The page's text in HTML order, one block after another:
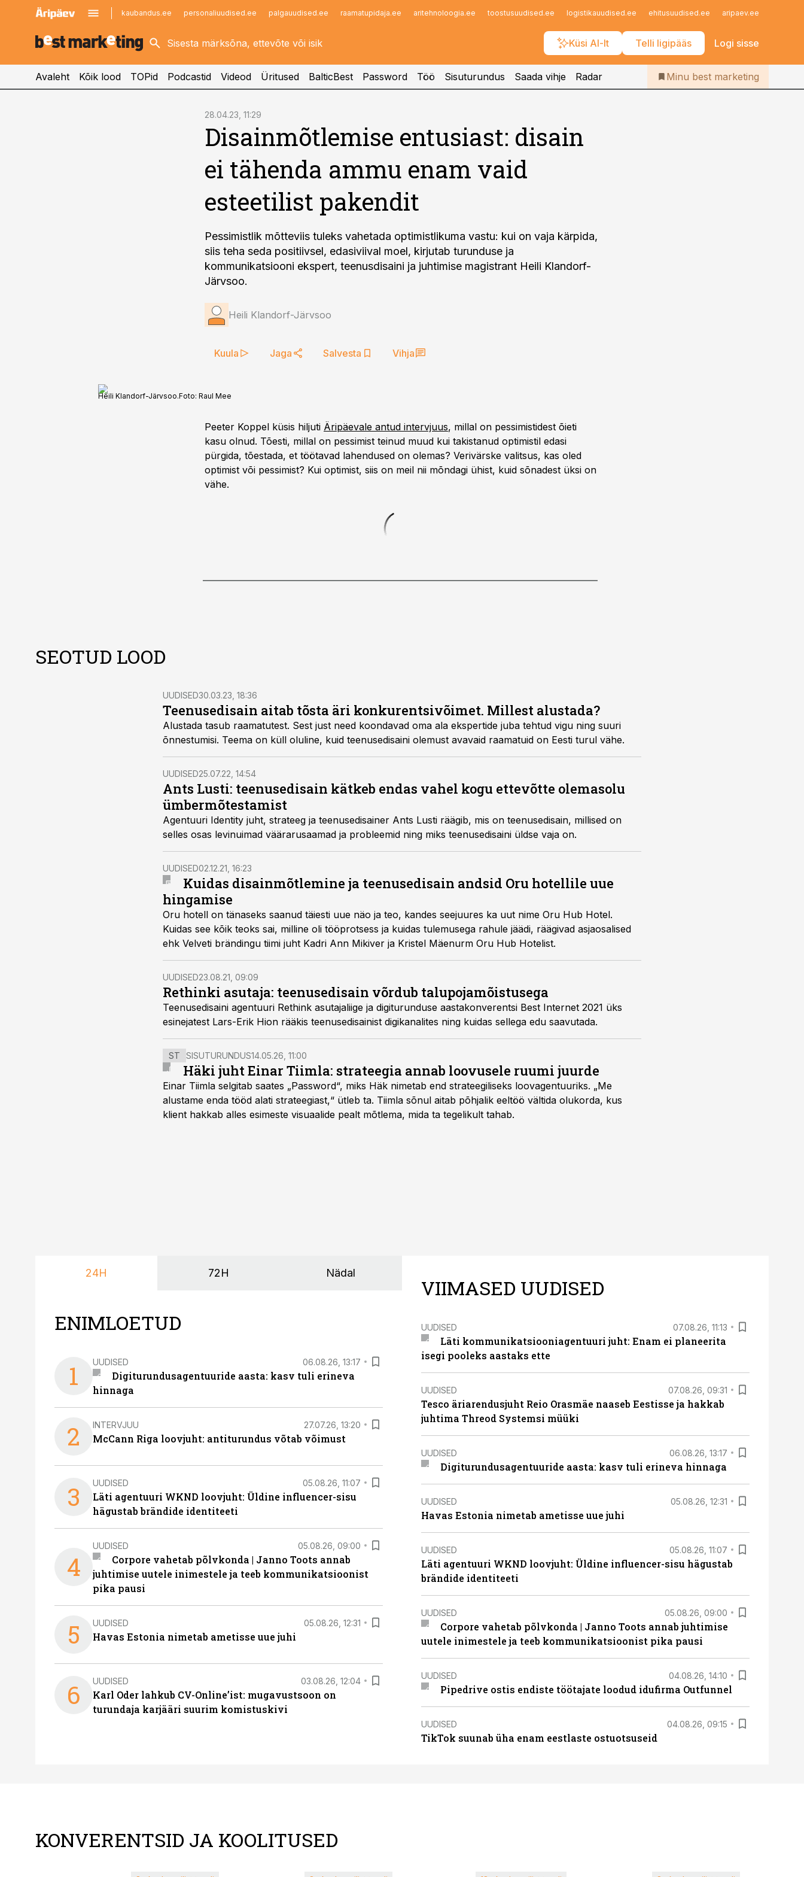
kaubandus.ee personaliuudised.ee palgauudised.ee raamatupidaja.ee aritehnoloogia.ee toostusuudised.ee logistikauudised.ee ehitusuudised.ee aripaev.ee
Küsi AI-lt Telli ligipääs Logi sisse
kinnisvarauudised.ee
logistikauudised.ee
imelineajalugu.ee
Infopank
Iseteenindus
Telli Bestmarketing
Avaleht Kõik lood TOPid Podcastid Videod Üritused BalticBest Password Töö Sisuturundus Saada vihje Radar Minu best marketing
28.04.23, 11:29
Disainmõtlemise entusiast: disain
ei tähenda ammu enam vaid
esteetilist pakendit
Pessimistlik mõtteviis tuleks vahetada optimistlikuma vastu: kui on vaja kärpida,
siis teha seda positiivsel, edasiviival moel, kirjutab turunduse ja
kommunikatsiooni ekspert, teenusdisaini ja juhtimise magistrant Heili Klandorf-
Järvsoo.
Heili Klandorf-Järvsoo
Kuula Jaga Salvesta Vihja
Heili Klandorf-Järvsoo.Foto: Raul Mee
Peeter Koppel küsis hiljuti Äripäevale antud intervjuus, millal on pessimistidest õieti
kasu olnud. Tõesti, millal on pessimist teinud muud kui takistanud optimistil edasi
pürgida, tõestada, et töötavad lahendused on olemas? Verivärske valitsus, kas oled
optimist või pessimist? Kui optimist, siis on meil nii mõndagi ühist, kuid sõnadest üksi on
vähe.
SEOTUD LOOD
UUDISED30.03.23, 18:36
Teenusedisain aitab tõsta äri konkurentsivõimet. Millest alustada?
Alustada tasub raamatutest. Sest just need koondavad oma ala ekspertide juba tehtud vigu ning suuri
õnnestumisi. Teema on küll oluline, kuid teenusedisaini olemust avavaid raamatuid on Eesti turul vähe.
UUDISED25.07.22, 14:54
Ants Lusti: teenusedisain kätkeb endas vahel kogu ettevõtte olemasolu
ümbermõtestamist
Agentuuri Identity juht, strateeg ja teenusedisainer Ants Lusti räägib, mis on teenusedisain, millised on
selles osas levinuimad väärarusaamad ja probleemid ning miks teenusedisaini üldse vaja on.
UUDISED02.12.21, 16:23
Kuidas disainmõtlemine ja teenusedisain andsid Oru hotellile uue
hingamise
Oru hotell on tänaseks saanud täiesti uue näo ja teo, kandes seejuures ka uut nime Oru Hub Hotel.
Kuidas see kõik teoks sai, milline oli tööprotsess ja kuidas tulemusega rahule jäädi, räägivad asjaosalised
ehk Velveti brändingu tiimi juht Kadri Ann Mikiver ja Kristel Mäenurm Oru Hub Hotelist.
UUDISED23.08.21, 09:09
Rethinki asutaja: teenusedisain võrdub talupojamõistusega
Teenusedisaini agentuuri Rethink asutajaliige ja digiturunduse aastakonverentsi Best Internet 2021 üks
esinejatest Lars-Erik Hion rääkis teenusedisainist digikanalites ning kuidas sellega edu saavutada.
ST SISUTURUNDUS14.05.26, 11:00
Häki juht Einar Tiimla: strateegia annab loovusele ruumi juurde
Einar Tiimla selgitab saates „Password“, miks Häk nimetab end strateegiliseks loovagentuuriks. „Me
alustame enda tööd alati strateegiast,“ ütleb ta. Tiimla sõnul aitab põhjalik eeltöö vältida olukorda, kus
klient hakkab alles esimeste visuaalide pealt mõtlema, mida ta tegelikult tahab.
24H 72H Nädal
ENIMLOETUD
1 UUDISED 06.08.26, 13:17
Digiturundusagentuuride aasta: kasv tuli erineva
hinnaga
2 INTERVJUU 27.07.26, 13:20
McCann Riga loovjuht: antiturundus võtab võimust
3 UUDISED 05.08.26, 11:07
Läti agentuuri WKND loovjuht: Üldine influencer-sisu
hägustab brändide identiteeti
4
UUDISED 05.08.26, 09:00
Corpore vahetab põlvkonda | Janno Toots annab
juhtimise uutele inimestele ja teeb kommunikatsioonist
pika pausi
5 UUDISED 05.08.26, 12:31
Havas Estonia nimetab ametisse uue juhi
6 UUDISED 03.08.26, 12:04
Karl Oder lahkub CV-Online’ist: mugavustsoon on
turundaja karjääri suurim komistuskivi
VIIMASED UUDISED
UUDISED 07.08.26, 11:13
Läti kommunikatsiooniagentuuri juht: Enam ei planeerita
isegi pooleks aastaks ette
UUDISED 07.08.26, 09:31
Tesco äriarendusjuht Reio Orasmäe naaseb Eestisse ja hakkab
juhtima Threod Systemsi müüki
UUDISED 06.08.26, 13:17
Digiturundusagentuuride aasta: kasv tuli erineva hinnaga
UUDISED 05.08.26, 12:31
Havas Estonia nimetab ametisse uue juhi
UUDISED 05.08.26, 11:07
Läti agentuuri WKND loovjuht: Üldine influencer-sisu hägustab
brändide identiteeti
UUDISED 05.08.26, 09:00
Corpore vahetab põlvkonda | Janno Toots annab juhtimise
uutele inimestele ja teeb kommunikatsioonist pika pausi
UUDISED 04.08.26, 14:10
Pipedrive ostis endiste töötajate loodud idufirma Outfunnel
UUDISED 04.08.26, 09:15
TikTok suunab üha enam eestlaste ostuotsuseid
KONVERENTSID JA KOOLITUSED